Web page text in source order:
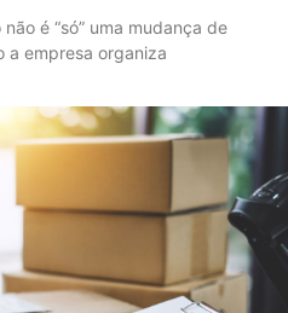
é “só” uma mudança de
a empresa organiza